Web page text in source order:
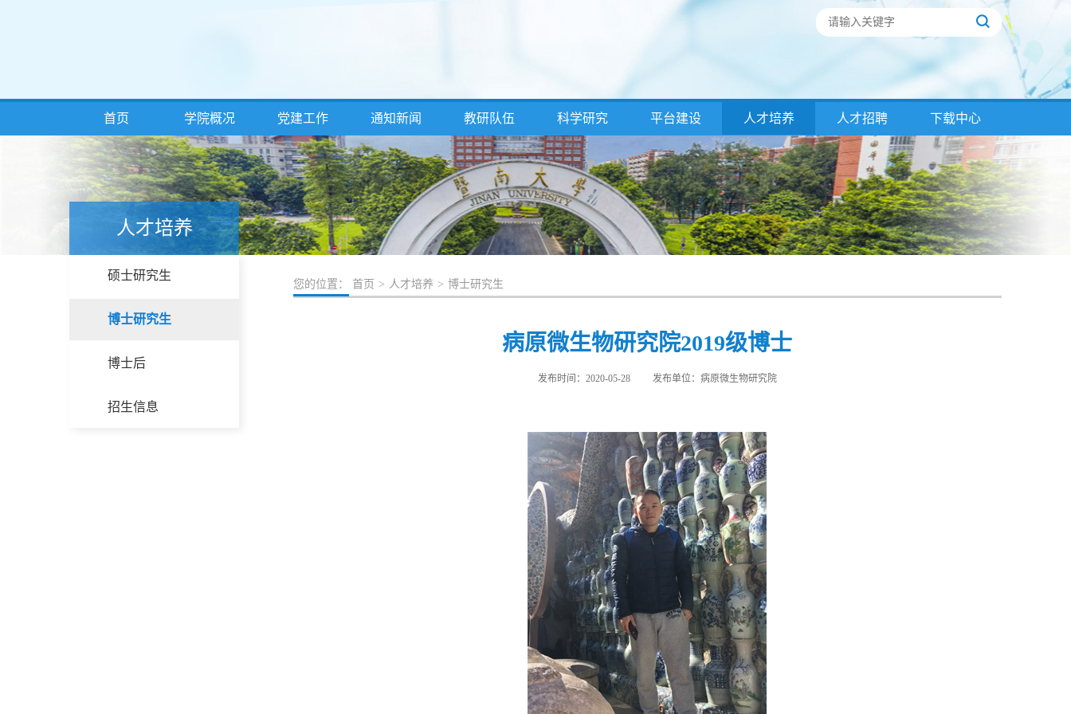
首页 学院概况 党建工作 通知新闻 教研队伍 科学研究 平台建设 人才培养 人才招聘 下载中心
人才培养
硕士研究生
博士研究生
博士后
招生信息
您的位置： 首页 > 人才培养 > 博士研究生
病原微生物研究院2019级博士​
发布时间：2020-05-28 发布单位：病原微生物研究院